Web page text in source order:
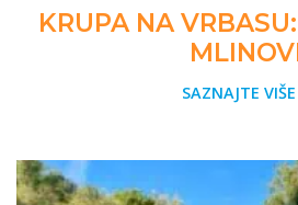
KRUPA NA
SAZNAJTE